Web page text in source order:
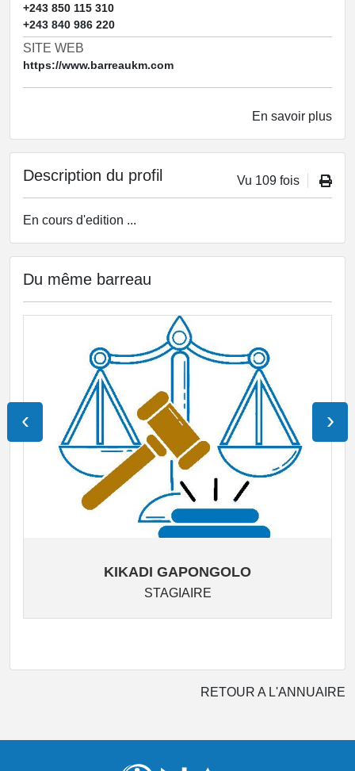
+243 850 115 310
+243 840 986 220
SITE WEB
https://www.barreaukm.com
En savoir plus
Description du profil Vu 109 fois
En cours d'edition ...
Du même barreau
KIKADI GAPONGOLO
STAGIAIRE
‹ ›
RETOUR A L'ANNUAIRE